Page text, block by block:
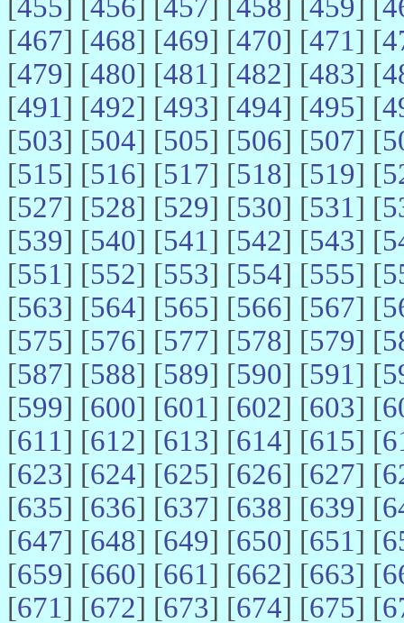
[455] [456] [457] [458] [459] [
[467] [468] [469] [470] [471] [
[479] [480] [481] [482] [483] [
[491] [492] [493] [494] [495] [
[503] [504] [505] [506] [507] [
[515] [516] [517] [518] [519] [
[527] [528] [529] [530] [531] [
[539] [540] [541] [542] [543] [
[551] [552] [553] [554] [555] [
[563] [564] [565] [566] [567] [
[575] [576] [577] [578] [579] [
[587] [588] [589] [590] [591] [
[599] [600] [601] [602] [603] [
[611] [612] [613] [614] [615] [
[623] [624] [625] [626] [627] [
[635] [636] [637] [638] [639] [
[647] [648] [649] [650] [651] [
[659] [660] [661] [662] [663] [
[671] [672] [673] [674] [675] [